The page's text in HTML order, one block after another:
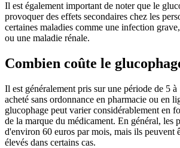
Il est également important de noter que le
provoquer des effets secondaires chez les
certaines maladies comme une infection
ou une maladie rénale.
Combien coûte le
Il est généralement pris sur une période de 5
acheté sans ordonnance en pharmacie ou en
glucophage peut varier considérablement en
de la marque du médicament. En général, les
d'environ 60 euros par mois, mais ils peuvent
élevés dans certains cas.